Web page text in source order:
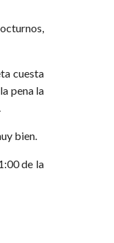
cuesta
pena la
bien.
de la